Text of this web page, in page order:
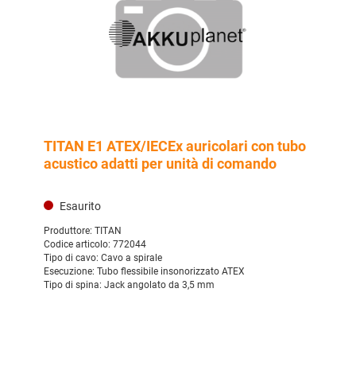
TITAN E1 ATEX/IECEx auricolari con tubo
acustico adatti per unità di comando
Esaurito
Produttore: TITAN
Codice articolo: 772044
Tipo di cavo: Cavo a spirale
Esecuzione: Tubo flessibile insonorizzato ATEX
Tipo di spina: Jack angolato da 3,5 mm